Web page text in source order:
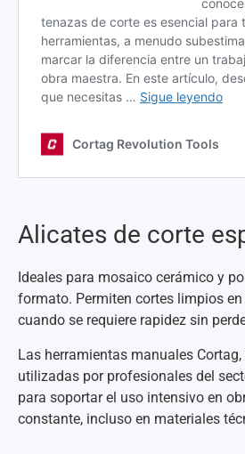
Alicates de corte
Ideales para mosaico cerámico y
formato. Permiten cortes limpios
cuando se requiere rapidez sin
Las herramientas manuales
utilizadas por profesionales del
para soportar el uso intensivo en
constante, incluso en materiales